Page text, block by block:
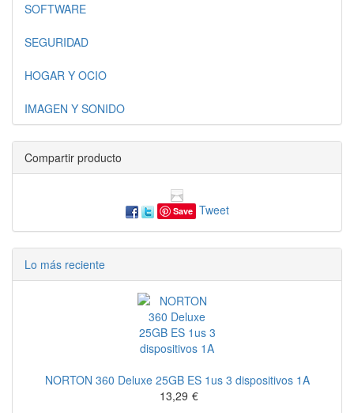
SOFTWARE
SEGURIDAD
HOGAR Y OCIO
IMAGEN Y SONIDO
Compartir producto
Save Tweet
Lo más reciente
NORTON 360 Deluxe 25GB ES 1us 3 dispositivos 1A
13,29 €